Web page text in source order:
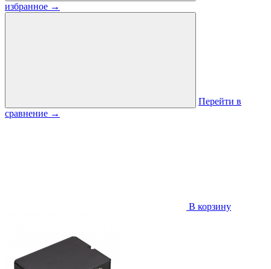
избранное →
Перейти в
сравнение →
В корзину